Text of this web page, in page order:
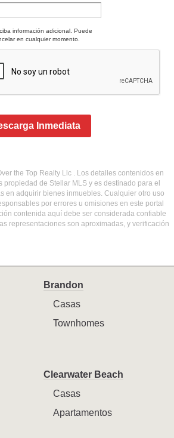
información adicional. Puede
en cualquier momento.
Inmediata
the Top Realty Llc . Los detalles contenidos en
propiedad de Stellar MLS y es destinado para el
en adquirir bienes inmuebles. Cualquier otro uso
por errores u omisiones en este portal
contenida aquí debe ser considerada confiable
representaciones son aproximadas, y verificación
Brandon
Casas
Townhomes
Clearwater Beach
Casas
Apartamentos